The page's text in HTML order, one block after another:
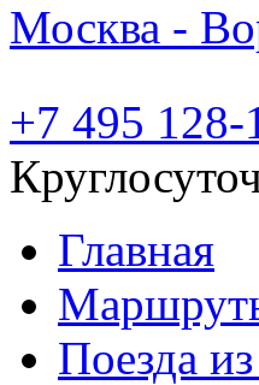
Москва -
+7 495 128-
Главная
Поезда